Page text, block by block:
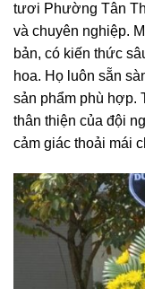
tươi Phường Tân
và chuyên nghiệp.
bản, có kiến thức
hoa. Họ luôn sẵn
sản phẩm phù hợp.
thân thiện của đội
cảm giác thoải mái